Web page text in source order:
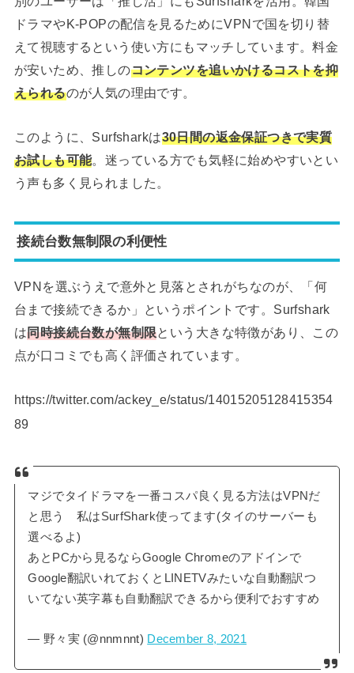
ドラマやK-POPの配信を見るためにVPNで国を切り替
えて視聴するという使い方にもマッチしています。料金
が安いため、推しのコンテンツを追いかけるコストを抑
えられるのが人気の理由です。
このように、Surfsharkは30日間の返金保証つきで実質
お試しも可能。迷っている方でも気軽に始めやすいとい
う声も多く見られました。
接続台数無制限の利便性
VPNを選ぶうえで意外と見落とされがちなのが、「何
台まで接続できるか」というポイントです。Surfshark
は同時接続台数が無制限という大きな特徴があり、この
点が口コミでも高く評価されています。
https://twitter.com/ackey_e/status/14015205128415354
89
マジでタイドラマを一番コスパ良く見る方法はVPNだ
と思う 私はSurfShark使ってます(タイのサーバーも
選べるよ)
あとPCから見るならGoogle Chromeのアドインで
Google翻訳いれておくとLINETVみたいな自動翻訳つ
いてない英字幕も自動翻訳できるから便利でおすすめ
— 野々実 (@nnmnnt) December 8, 2021